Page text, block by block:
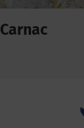
Carnac